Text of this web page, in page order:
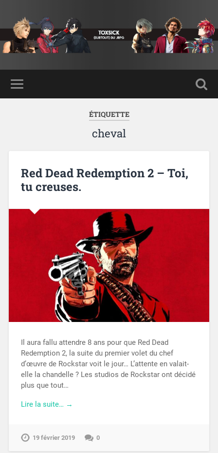
ÉTIQUETTE
cheval
Red Dead Redemption 2 – Toi,
tu creuses.
Il aura fallu attendre 8 ans pour que Red Dead
Redemption 2, la suite du premier volet du chef
d’œuvre de Rockstar voit le jour… L’attente en valait-
elle la chandelle ? Les studios de Rockstar ont décidé
plus que tout…
Lire la suite… →
19 février 2019 0